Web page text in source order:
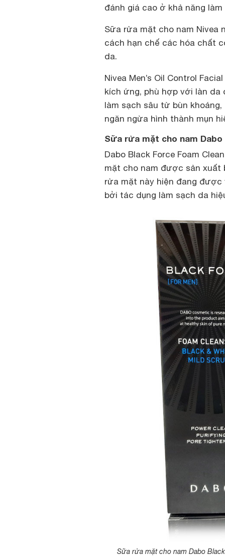
đánh giá cao ở khả năng
Sữa rửa mặt cho nam Nivea
cách hạn chế các hóa chất
da.
Nivea Men’s Oil Control
kích ứng, phù hợp với làn da
làm sạch sâu từ bùn
ngăn ngừa hình thành mụn
Sữa rửa mặt cho nam
Dabo Black Force Foam
mặt cho nam được sản xuất
rửa mặt này hiện đang
bởi tác dụng làm sạch da
Sữa rửa mặt cho nam Dabo